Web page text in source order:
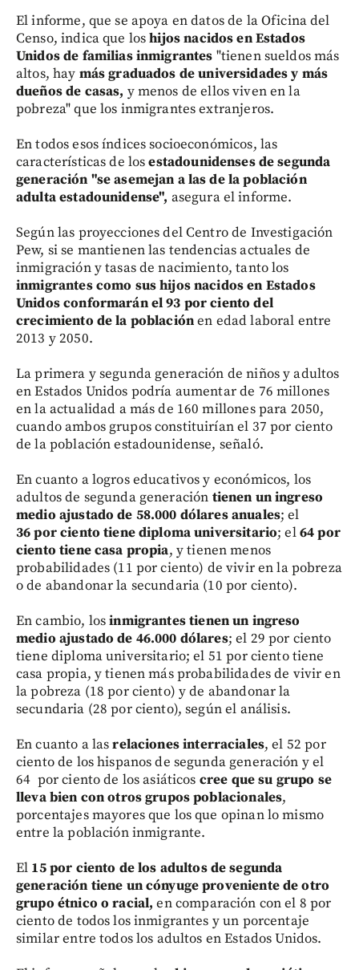
El informe, que se apoya en datos de la Oficina del
Censo, indica que loshijos nacidos en Estados
Unidos de familias inmigrantes "tienen sueldos más
altos, hay más graduados de universidades y más
dueños de casas, y menos de ellos viven en la
pobreza" que los inmigrantes extranjeros.
En todos esos índices socioeconómicos, las
características de losestadounidenses de segunda
generación "se asemejan a las de la población
adulta estadounidense", asegura el informe.
Según las proyecciones del Centro de Investigación
Pew, si se mantienen las tendencias actuales de
inmigración y tasas de nacimiento, tanto los
inmigrantes como sus hijos nacidos en Estados
Unidos conformarán el 93 por ciento del
crecimiento de la poblaciónen edad laboral entre
2013 y 2050.
La primera y segunda generación de niños y adultos
en Estados Unidos podría aumentar de 76 millones
en la actualidad a más de 160 millones para 2050,
cuando ambos grupos constituirían el 37 por ciento
de la población estadounidense, señaló.
En cuanto a logros educativos y económicos, los
adultos de segunda generación tienen un ingreso
medio ajustado de 58.000 dólares anuales; el
36 por ciento tiene diploma universitario; el64 por
ciento tiene casa propia, y tienen menos
probabilidades (11 por ciento) de vivir en la pobreza
o de abandonar la secundaria (10 por ciento).
En cambio, losinmigrantes tienen un ingreso
medio ajustado de 46.000 dólares; el 29 por ciento
tiene diploma universitario; el 51 por ciento tiene
casa propia, y tienen más probabilidades de vivir en
la pobreza (18 por ciento) y de abandonar la
secundaria (28 por ciento), según el análisis.
En cuanto a lasrelaciones interraciales, el 52 por
ciento de los hispanos de segunda generación y el
64 por ciento de los asiáticos cree que su grupo se
lleva bien con otros grupos poblacionales,
porcentajes mayores que los que opinan lo mismo
entre la población inmigrante.
El 15 por ciento de los adultos de segunda
generación tiene un cónyuge proveniente de otro
grupo étnico o racial, en comparación con el 8 por
ciento de todos los inmigrantes y un porcentaje
similar entre todos los adultos en Estados Unidos.